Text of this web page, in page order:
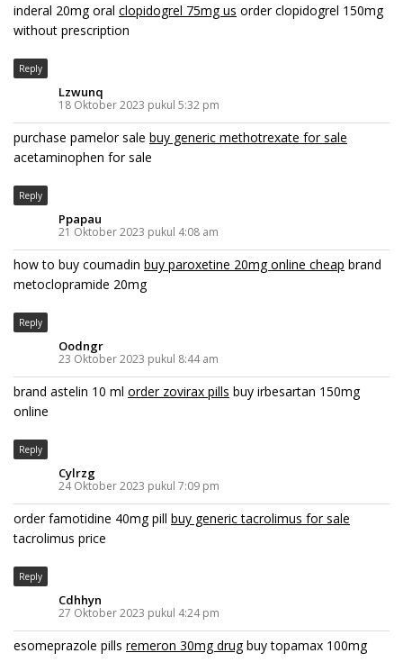
inderal 20mg oral clopidogrel 75mg us order clopidogrel 150mg
without prescription
Reply
Lzwunq
18 Oktober 2023 pukul 5:32 pm
purchase pamelor sale buy generic methotrexate for sale
acetaminophen for sale
Reply
Ppapau
21 Oktober 2023 pukul 4:08 am
how to buy coumadin buy paroxetine 20mg online cheap brand
metoclopramide 20mg
Reply
Oodngr
23 Oktober 2023 pukul 8:44 am
brand astelin 10 ml order zovirax pills buy irbesartan 150mg
online
Reply
Cylrzg
24 Oktober 2023 pukul 7:09 pm
order famotidine 40mg pill buy generic tacrolimus for sale
tacrolimus price
Reply
Cdhhyn
27 Oktober 2023 pukul 4:24 pm
esomeprazole pills remeron 30mg drugbuy topamax 100mg